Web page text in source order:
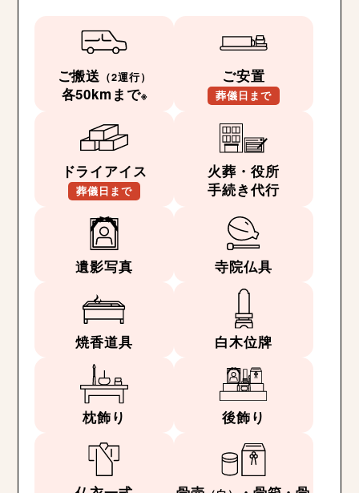
ご搬送 （2運行）
各50kmまで※
ご安置
葬儀日まで
ドライアイス
葬儀日まで
火葬・役所
手続き代行
遺影写真 寺院仏具
焼香道具 白木位牌
枕飾り 後飾り